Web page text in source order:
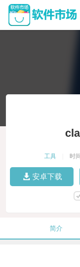
工具 时
安卓下载
简介